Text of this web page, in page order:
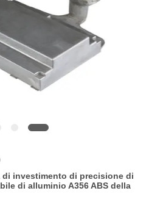
investimento di precisione di
di alluminio A356 ABS della